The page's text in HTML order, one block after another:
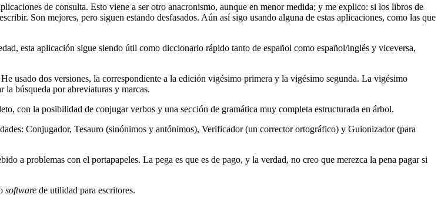
de consulta. Esto viene a ser otro anacronismo, aunque en menor medida; y me explico: si los libros de
Son mejores, pero siguen estando desfasados. Aún así sigo usando alguna de estas aplicaciones, como las que
esta aplicación sigue siendo útil como diccionario rápido tanto de español como español/inglés y viceversa,
usado dos versiones, la correspondiente a la edición vigésimo primera y la vigésimo segunda. La vigésimo
la búsqueda por abreviaturas y marcas.
con la posibilidad de conjugar verbos y una sección de gramática muy completa estructurada en árbol.
Conjugador, Tesauro (sinónimos y antónimos), Verificador (un corrector ortográfico) y Guionizador (para
a problemas con el portapapeles. La pega es que es de pago, y la verdad, no creo que merezca la pena pagar si
software de utilidad para escritores.